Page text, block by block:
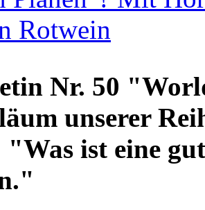
Rotwein
Nr. 50
unserer
"Was ist eine